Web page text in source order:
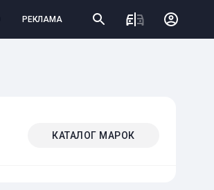
РЕКЛАМА
КАТАЛОГ МАРОК